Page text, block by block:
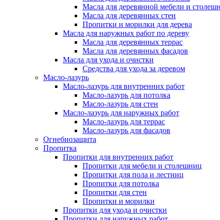
Масла для деревянной мебели и
Масла для деревянных стен
Пропитки и морилки для дерева
Масла для наружных работ по дереву
Масла для деревянных террас
Масла для деревянных фасадов
Масла для ухода и очистки
Средства для ухода за деревом
Масло-лазурь
Масло-лазурь для внутренних работ
Масло-лазурь для потолка
Масло-лазурь для стен
Масло-лазурь для наружных работ
Масло-лазурь для террас
Масло-лазурь для фасадов
Огнебиозащита
Пропитка
Пропитки для внутренних работ
Пропитки для мебели и столешниц
Пропитки для пола и лестниц
Пропитки для потолка
Пропитки для стен
Пропитки и морилки
Пропитки для ухода и очистки